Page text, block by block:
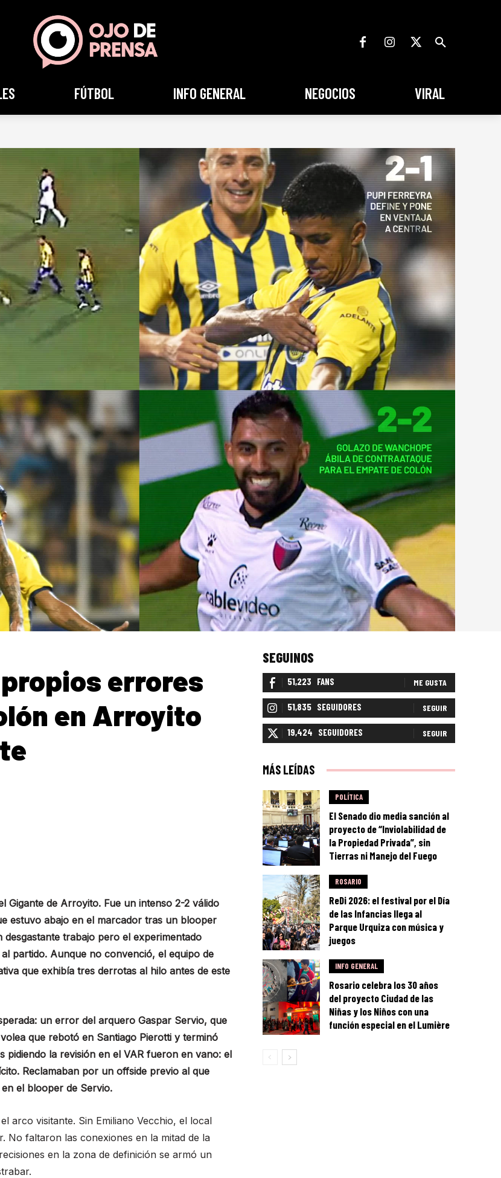
FÚTBOL INFO GENERAL NEGOCIOS VIRAL
errores
en Arroyito
de Arroyito. Fue un intenso 2-2 válido
estuvo abajo en el marcador tras un blooper
trabajo pero el experimentado
partido. Aunque no convenció, el equipo de
que exhibía tres derrotas al hilo antes de este
un error del arquero Gaspar Servio, que
que rebotó en Santiago Pierotti y terminó
la revisión en el VAR fueron en vano: el
Reclamaban por un offside previo al que
el blooper de Servio.
arco visitante. Sin Emiliano Vecchio, el local
No faltaron las conexiones en la mitad de la
en la zona de definición se armó un
SEGUINOS
51,223 FANS ME GUSTA
51,835 SEGUIDORES SEGUIR
19,424 SEGUIDORES SEGUIR
MÁS LEÍDAS
POLÍTICA
El Senado dio media sanción al
proyecto de “Inviolabilidad de
la Propiedad Privada”, sin
Tierras ni Manejo del Fuego
ROSARIO
ReDi 2026: el festival por el Día
de las Infancias llega al
Parque Urquiza con música y
juegos
INFO GENERAL
Rosario celebra los 30 años
del proyecto Ciudad de las
Niñas y los Niños con una
función especial en el Lumière